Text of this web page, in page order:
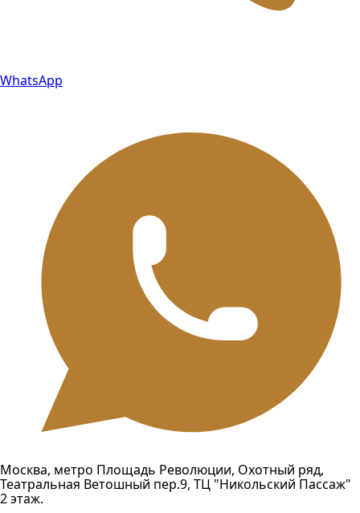
WhatsApp
Москва, метро Площадь Революции, Охотный ряд,
Театральная Ветошный пер.9, ТЦ "Никольский Пассаж"
2 этаж.